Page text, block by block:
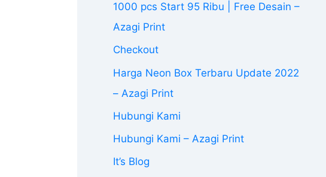
1000 pcs Start 95 Ribu | Free Desain –
Azagi Print
Checkout
Harga Neon Box Terbaru Update 2022
– Azagi Print
Hubungi Kami
Hubungi Kami – Azagi Print
It’s Blog